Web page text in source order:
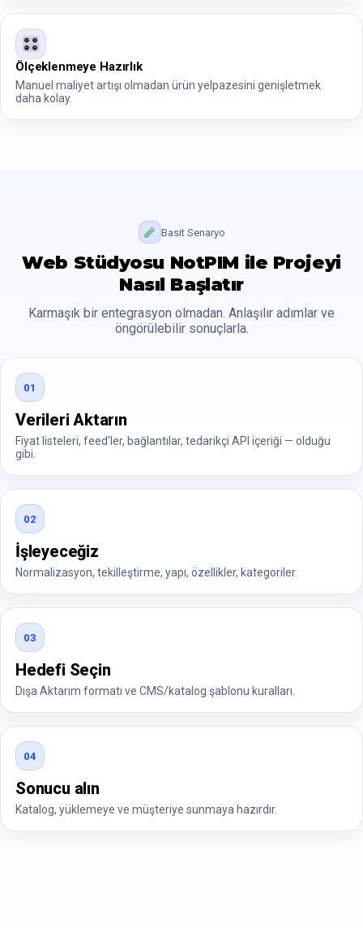
Ölçeklenmeye Hazırlık
Manuel maliyet artışı olmadan ürün yelpazesini genişletmek
daha kolay.
Basit Senaryo
Web Stüdyosu NotPIM ile Projeyi
Nasıl Başlatır
Karmaşık bir entegrasyon olmadan. Anlaşılır adımlar ve
öngörülebilir sonuçlarla.
01
Verileri Aktarın
Fiyat listeleri, feed'ler, bağlantılar, tedarikçi API içeriği — olduğu
gibi.
02
İşleyeceğiz
Normalizasyon, tekilleştirme, yapı, özellikler, kategoriler.
03
Hedefi Seçin
Dışa Aktarım formatı ve CMS/katalog şablonu kuralları.
04
Sonucu alın
Katalog, yüklemeye ve müşteriye sunmaya hazırdır.